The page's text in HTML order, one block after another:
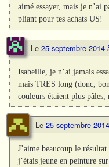
aimé essayer, mais je n’ai
pliant pour tes achats US!
Le 25 septembre 2014
Isabeille, je n’ai jamais
mais TRES long (donc,
couleurs étaient plus
Le 25 septembre
J’aime beaucoup le
j’étais jeune en peinture